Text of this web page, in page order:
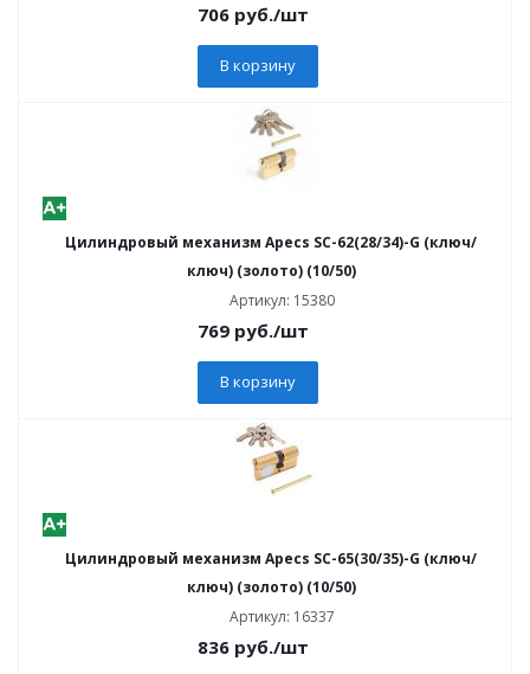
706 руб./шт
В корзину
Цилиндровый механизм Apecs SC-62(28/34)-G (ключ/
ключ) (золото) (10/50)
Артикул: 15380
769 руб./шт
В корзину
Цилиндровый механизм Apecs SC-65(30/35)-G (ключ/
ключ) (золото) (10/50)
Артикул: 16337
836 руб./шт